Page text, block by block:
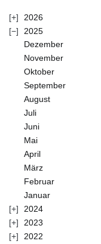
2026
2025
Dezember
November
Oktober
September
August
Juli
Juni
Mai
April
März
Februar
Januar
2024
2023
2022